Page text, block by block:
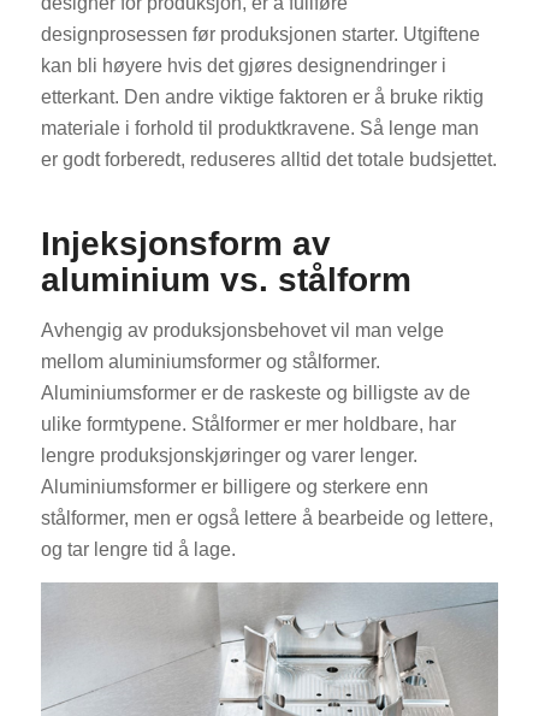
designprosessen før produksjonen starter. Utgiftene
kan bli høyere hvis det gjøres designendringer i
etterkant. Den andre viktige faktoren er å bruke riktig
materiale i forhold til produktkravene. Så lenge man
er godt forberedt, reduseres alltid det totale budsjettet.
Injeksjonsform av
aluminium vs. stålform
Avhengig av produksjonsbehovet vil man velge
mellom aluminiumsformer og stålformer.
Aluminiumsformer er de raskeste og billigste av de
ulike formtypene. Stålformer er mer holdbare, har
lengre produksjonskjøringer og varer lenger.
Aluminiumsformer er billigere og sterkere enn
stålformer, men er også lettere å bearbeide og lettere,
og tar lengre tid å lage.